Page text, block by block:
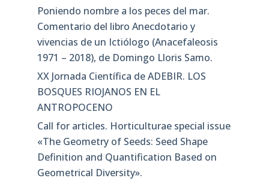
Poniendo nombre a los peces del mar.
Comentario del libro Anecdotario y
vivencias de un Ictiólogo (Anacefaleosis
1971 – 2018), de Domingo Lloris Samo.
XX Jornada Científica de ADEBIR. LOS
BOSQUES RIOJANOS EN EL
ANTROPOCENO
Call for articles. Horticulturae special issue
«The Geometry of Seeds: Seed Shape
Definition and Quantification Based on
Geometrical Diversity»​.